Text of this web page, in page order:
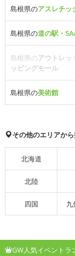
島根県のアスレチッ
島根県の道の駅・
島根県のアウトレッ
ッピングモール
島根県の美術館
その他のエリアか
北海道
北陸
四国 九
GW人気イベントラ